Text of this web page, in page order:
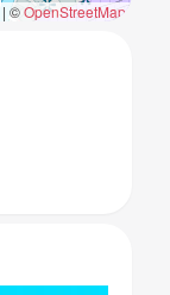
| ©OpenStreetMap